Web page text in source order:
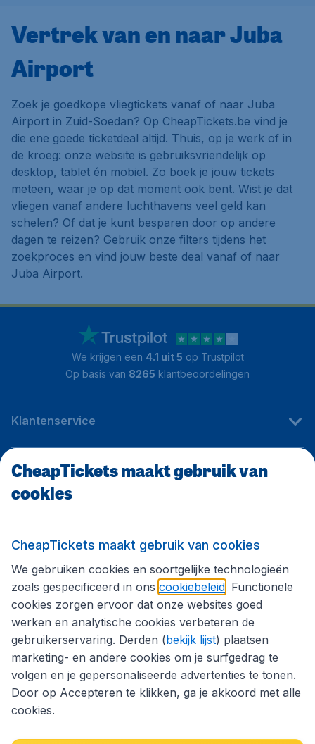
Vertrek van en naar Juba
Airport
Zoek je goedkope vliegtickets vanaf of naar Juba
Airport in Zuid-Soedan? Op CheapTickets.be vind je
die ene goede ticketdeal altijd. Thuis, op je werk of in
de kroeg: onze website is gebruiksvriendelijk op
desktop, tablet én mobiel. Zo boek je jouw tickets
meteen, waar je op dat moment ook bent. Wist je dat
vliegen vanaf andere luchthavens veel geld kan
schelen? Of dat je kunt besparen door op andere
dagen te reizen? Gebruik onze filters tijdens het
zoekproces en vind jouw beste deal vanaf of naar
Juba Airport.
We krijgen een 4.1 uit 5 op Trustpilot
Op basis van 8265 klantbeoordelingen
Klantenservice
CheapTickets.be
Volg CheapTickets.be
CheapTickets maakt gebruik van
cookies
CheapTickets maakt gebruik van cookies
We gebruiken cookies en soortgelijke technologieën
zoals gespecificeerd in ons cookiebeleid . Functionele
cookies zorgen ervoor dat onze websites goed
werken en analytische cookies verbeteren de
gebruikerservaring. Derden (bekijk lijst) plaatsen
marketing- en andere cookies om je surfgedrag te
volgen en je gepersonaliseerde advertenties te tonen.
Door op Accepteren te klikken, ga je akkoord met alle
cookies.